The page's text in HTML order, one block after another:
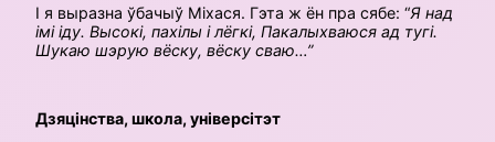
І я выразна ўбачыў Міхася. Гэта ж ён пра сябе: “Я над
імі іду. Высокі, пахілы і лёгкі, Пакалыхваюся ад тугі.
Шукаю шэрую вёску, вёску сваю…”
Дзяцінства, школа, універсітэт